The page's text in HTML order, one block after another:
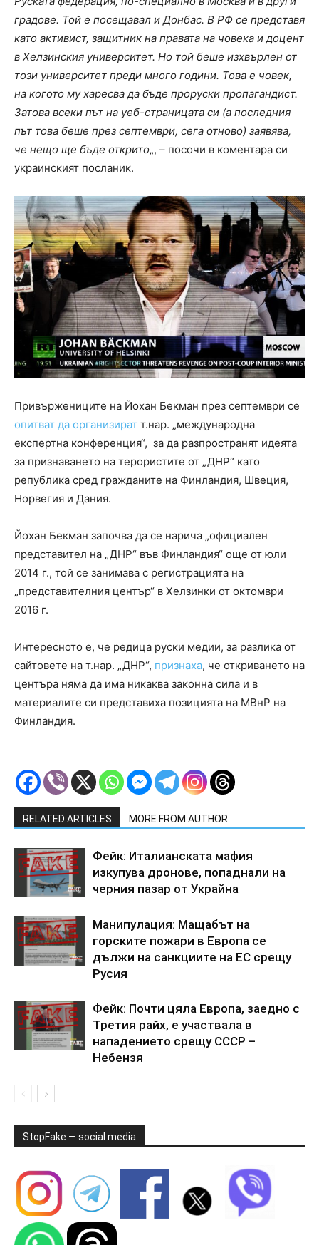
градове. Той е посещавал и Донбас. В РФ се представя
като активист, защитник на правата на човека и доцент
в Хелзинския университет. Но той беше изхвърлен от
този университет преди много години. Това е човек,
на когото му харесва да бъде проруски пропагандист.
Затова всеки път на уеб-страницата си (а последния
път това беше през септември, сега отново) заявява,
че нещо ще бъде открито„, – посочи в коментара си
украинският посланик.
Привържениците на Йохан Бекман през септември се
опитват да организират т.нар. „международна
експертна конференция“, за да разпространят идеята
за признаването на терористите от „ДНР“ като
република сред гражданите на Финландия, Швеция,
Норвегия и Дания.
Йохан Бекман започва да се нарича „официален
представител на „ДНР“ във Финландия“ още от юли
2014 г., той се занимава с регистрацията на
„представителния център“ в Хелзинки от октомври
2016 г.
Интересното е, че редица руски медии, за разлика от
сайтовете на т.нар. „ДНР“, признаха, че откриването на
центъра няма да има никаква законна сила и в
материалите си представиха позицията на МВнР на
Финландия.
RELATED ARTICLES MORE FROM AUTHOR
Фейк: Италианската мафия
изкупува дронове, попаднали на
черния пазар от Украйна
Манипулация: Мащабът на
горските пожари в Европа се
дължи на санкциите на ЕС срещу
Русия
Фейк: Почти цяла Европа, заедно с
Третия райх, е участвала в
нападението срещу СССР –
Небензя
StopFake — social media